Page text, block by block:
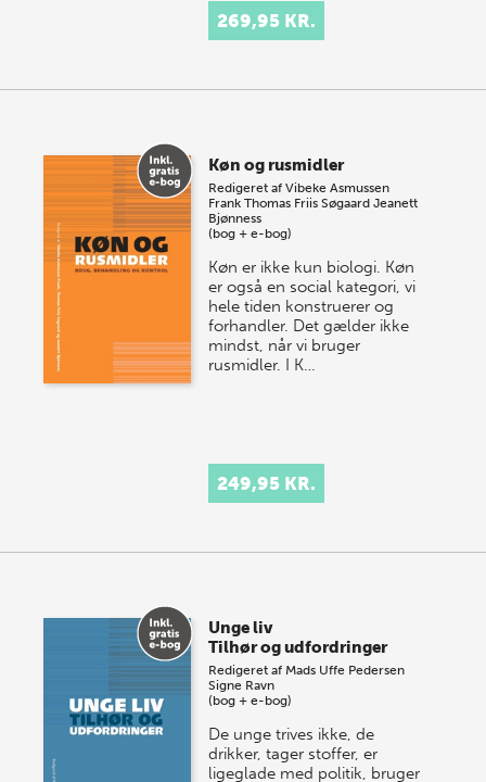
269,95 KR.
Køn og rusmidler
Redigeret afVibeke Asmussen
Frank Thomas Friis Søgaard Jeanett
Bjønness
(bog + e-bog)
Køn er ikke kun biologi. Køn
er også en social kategori, vi
hele tiden konstruerer og
forhandler. Det gælder ikke
mindst, når vi bruger
rusmidler. I K…
249,95 KR.
Unge liv
Tilhør og udfordringer
Redigeret af Mads Uffe Pedersen
Signe Ravn
(bog + e-bog)
De unge trives ikke, de
drikker, tager stoffer, er
ligeglade med politik, bruger